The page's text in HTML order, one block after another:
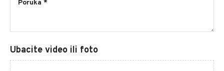
Ubacite video ili foto